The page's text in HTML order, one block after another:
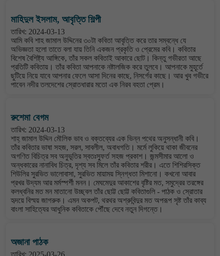
মাহিদুল ইসলাম, আবৃত্তি শিল্পী
তারিখ: 2024-03-13
আমি কবি শাহ জামাল উদ্দিনের ৩০টা কবিতা আবৃত্তি করে তার সম্বন্ধে যে
অভিজ্ঞতা হলো তাতে বলা যায় তিনি একজন প্রকৃতি ও প্রেমের কবি। কবিতার
বিশেষ বৈশিষ্ট্য আঙ্গিকে, তাঁর সকল কবিতাই আকারে ছোট। কিন্তু গভীরতা আছে
প্রতিটি কবিতায়। তাঁর কবিতা আপনাকে নষ্টালজিক করে তুলবে। আপনাকে মুহূর্তে
ছুটিয়ে নিয়ে যাবে আপনার ফেলে আসা দিনের কাছে, নিসর্গের কাছে। আর খুব গভীরে
পাবেন নদীর তলদেশের স্রোতধারার মতো এক নিরব বহতা প্রেম।
রুশেমা বেগম
তারিখ: 2024-03-13
শাহ্ জামাল উদ্দিন মৌলিক ভাব ও বক্তব্যের এক ভিন্ন পথের অনুসন্ধানী কবি।
তাঁর কবিতার ভাষা সহজ, সরল, সাবলীল, অবাধগতি। মর্মে লুকিয়ে থাকা জীবনের
অগণিত বিচিত্র সব অনুভূতির স্বতঃস্ফুর্ত সহজ প্রকাশ। জন্মসীমার আলো ও
অন্ধকারের নানাবিধ চিত্র, দৃশ্য সব মিলে তাঁর কবিতার শরীর। এতে শিশিরসিক্ত
শিউলির সুরভিত ভালোবাসা, সুরভিত মায়াময় স্নিগ্ধতা মিশানো। কখনো আবার
প্রখর উদ্যম আর মর্মস্পর্শী মনন। মেঘমেদুর আকাশের বৃষ্টির মত, সমুদ্রের তরঙ্গের
কলধ্বনির মত মন মাতানো উচ্ছ্বল তাঁর ছোট্ট ছোট্ট কবিতাগুলি - পাঠক ও স্রোতার
হৃদয়ে বিস্ময় জাগরুক। এমন অকপট, থরথর অশ্রুবিন্দুর মত অপরূপ সৃষ্ট তাঁর কাব্য
বাংলা সাহিত্যের আধুনিক কবিতাকে পৌঁছে দেবে নতুন দিগন্তে।
অজানা পাঠক